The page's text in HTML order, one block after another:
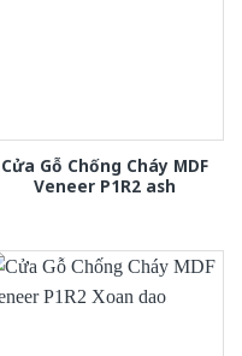
Cửa Gỗ Chống Cháy MDF
Veneer P1R2 ash